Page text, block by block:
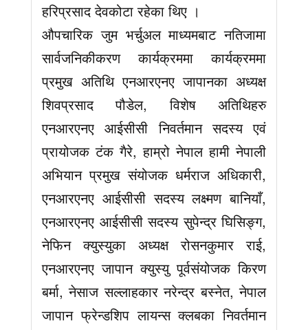
हरिप्रसाद देवकोटा रहेका थिए ।
औपचारिक जुम भर्चुअल माध्यमबाट नतिजामा
सार्वजनिकीकरण कार्यक्रममा कार्यक्रममा
प्रमुख अतिथि एनआरएनए जापानका अध्यक्ष
शिवप्रसाद पौडेल, विशेष अतिथिहरु
एनआरएनए आईसीसी निवर्तमान सदस्य एवं
प्रायोजक टंक गैरे, हाम्रो नेपाल हामी नेपाली
अभियान प्रमुख संयोजक धर्मराज अधिकारी,
एनआरएनए आईसीसी सदस्य लक्ष्मण बानियाँ,
एनआरएनए आईसीसी सदस्य सुपेन्द्र घिसिङ्ग,
नेफिन क्युस्युका अध्यक्ष रोसनकुमार राई,
एनआरएनए जापान क्युस्यु पूर्वसंयोजक किरण
बर्मा, नेसाज सल्लाहकार नरेन्द्र बस्नेत, नेपाल
जापान फ्रेन्डशिप लायन्स क्लबका निवर्तमान